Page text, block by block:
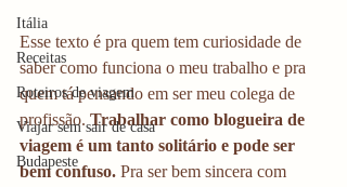
Itália
Receitas
Roteiros de viagem
Viajar sem sair de casa
Budapeste
Esse texto é pra quem tem curiosidade de
saber como funciona o meu trabalho e pra
quem tá pensando em ser meu colega de
profissão. Trabalhar como blogueira de
viagem é um tanto solitário e pode ser
bem confuso. Pra ser bem sincera com